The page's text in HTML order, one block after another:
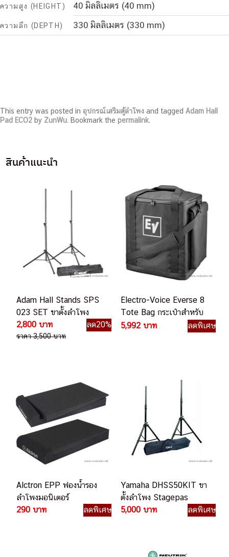
ความสูง (HEIGHT) 40 มิลลิเมตร (40 mm)
ความลึก (DEPTH) 330 มิลลิเมตร (330 mm)
This entry was posted in อุปกรณ์เสริมตู้ลำโพง and tagged Adam Hall
Pad ECO2 by ZunWu . Bookmark the permalink
สินค้าแนะนำ
Adam Hall Stands SPS
023 SET ขาตั้งลำโพง
2,800 บาท
ลด20%
ราคา 3,500 บาท
Electro-Voice Everse 8
Tote Bag กระเป๋าสำหรับ
ใส่ลำโพง Electro-Voice
5,992 บาท ลดพิเศษ
Alctron EPP ฟองน้ำรอง
ลำโพงมอนิเตอร์
290 บาท
ลดพิเศษ
Yamaha DHSS50KIT ขา
ตั้งลำโพง Stagepas
5,000 บาท
ลดพิเศษ